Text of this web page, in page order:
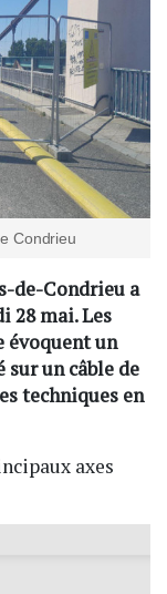
Condrieu
de-Condrieu a
28 mai. Les
évoquent un
un câble de
techniques en
axes